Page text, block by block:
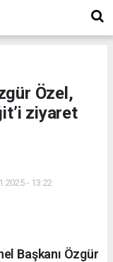
Özel,
ziyaret
- 13:22
Başkanı Özgür